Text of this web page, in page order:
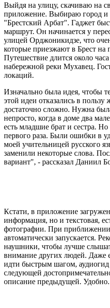
Выйдя на улицу, скачиваю на
приложение. Выбираю город и
"Брестский Арбат". Гаджет
маршрут. Он начинается у
улицей Орджоникидзе, что
которые приезжают в Брест на
Путешествие длится около
набережной реки Мухавец.
локаций.
Изначально была идея, чтобы
этой идеи отказались в
достаточно сложно. Нужна
непросто, когда в доме два
есть младшие брат и сестра.
первого раза. Были ошибки в
моей учительницей русского
заменили некоторые слова.
вариант", - рассказал Даниил
Кстати, в приложение
информация, но и текстовая,
фотографии. При приближении
автоматически запускается.
наушники, чтобы лучше
внимание других людей. Даже
идти быстрым шагом, аудиогид
следующей
описание предыдущей. Удобно.